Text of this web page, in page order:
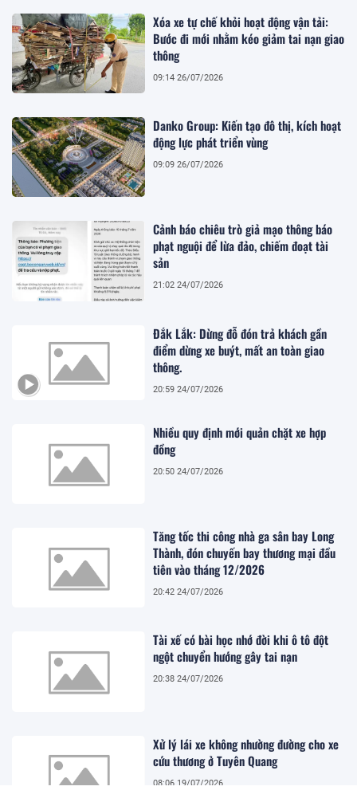
Xóa xe tự chế khỏi hoạt động vận tải:
Bước đi mới nhằm kéo giảm tai nạn giao
thông
09:14 26/07/2026
Danko Group: Kiến tạo đô thị, kích hoạt
động lực phát triển vùng
09:09 26/07/2026
Cảnh báo chiêu trò giả mạo thông báo
phạt nguội để lừa đảo, chiếm đoạt tài
sản
21:02 24/07/2026
Đắk Lắk: Dừng đỗ đón trả khách gần
điểm dừng xe buýt, mất an toàn giao
thông.
20:59 24/07/2026
Nhiều quy định mới quản chặt xe hợp
đồng
20:50 24/07/2026
Tăng tốc thi công nhà ga sân bay Long
Thành, đón chuyến bay thương mại đầu
tiên vào tháng 12/2026
20:42 24/07/2026
Tài xế có bài học nhớ đời khi ô tô đột
ngột chuyển hướng gây tai nạn
20:38 24/07/2026
Xử lý lái xe không nhường đường cho xe
cứu thương ở Tuyên Quang
08:06 19/07/2026